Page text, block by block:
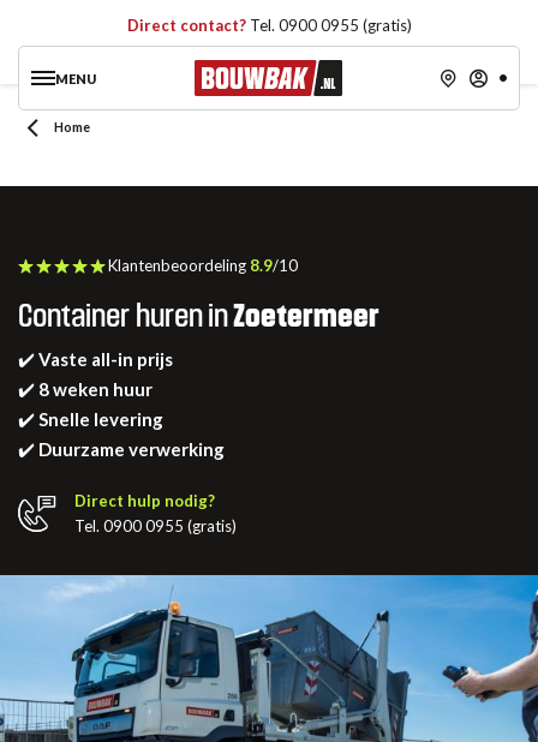
Direct contact? Tel. 0900 0955 (gratis)
MENU
Home
Klantenbeoordeling 8.9/10
Container huren inZoetermeer
Direct hulp nodig?
Tel. 0900 0955 (gratis)
✔️Vaste all-in prijs
✔️ 8 weken huur
✔️Snelle levering
✔️ Duurzame verwerking